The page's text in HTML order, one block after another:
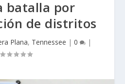
batalla por
de distritos
Plana, Tennessee | 0 |